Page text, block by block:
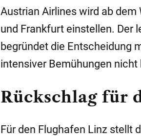
Austrian Airlines wird ab
und Frankfurt einstellen. Der
begründet die Entscheidung
intensiver Bemühungen
Rückschlag für
Für den Flughafen Linz stellt